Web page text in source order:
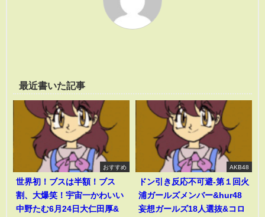
最近書いた記事
おすすめ
世界初！ブスは半額！ブス
割、大爆笑！宇宙一かわいい
中野たむ6月24日大仁田厚&
AKB48
ドン引き反応不可避-第１回火
浦ガールズメンバー&hur48
妄想ガールズ18人選抜&コロ